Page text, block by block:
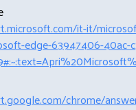
it-it/
edge-63947406-40ac-
chrome/